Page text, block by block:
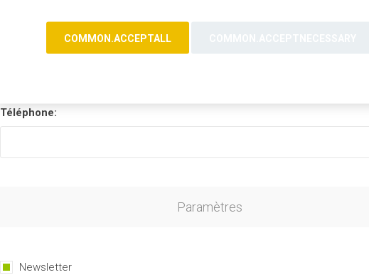
Vos informations de contact
Téléphone:
Paramètres
Newsletter
COMMON.ACCEPTALL